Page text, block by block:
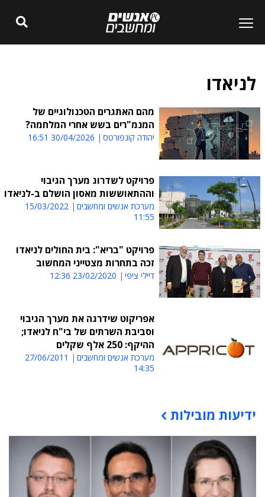
לניאדו
מהם האתגרים הטכנולוגיים של
המנמ"רים בשש אחרי המלחמה?
יהודה קונפורטס 30/04/2026 16:51
פרויקט לשדרוג מערך הגיבוי
וההתאוששות מאסון הושלם ב-לניאדו
מערכת אנשים ומחשבים
15/03/2022
11:55
פרויקט "בריא": בית החולים לניאדו
זכה בתחרות מצטייני המחשוב
דיילי ציפי 23/02/2020 12:36
אפריקוט שידרגה את מערך הגיבוי
וסביבת השרתים של בי"ח לניאדו;
ההיקף: 250 אלף שקלים
מערכת אנשים ומחשבים
27/06/2011
14:35
תוכן פרסומי
ידיעות מובילות